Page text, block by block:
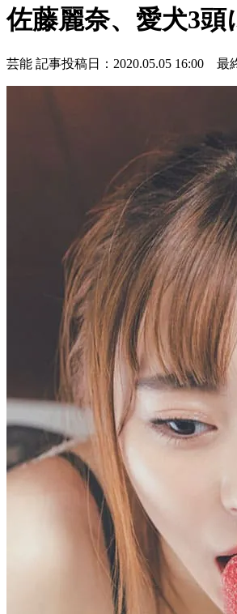
佐藤麗奈、愛犬3頭
芸能 記事投稿日：2020.05.05 16:00 最